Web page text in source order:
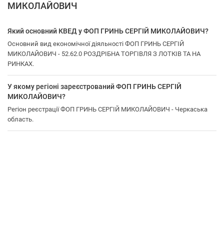
МИКОЛАЙОВИЧ
Який основний КВЕД у ФОП ГРИНЬ СЕРГІЙ МИКОЛАЙОВИЧ?
Основний вид економічної діяльності ФОП ГРИНЬ СЕРГІЙ
МИКОЛАЙОВИЧ - 52.62.0 РОЗДРІБНА ТОРГІВЛЯ З ЛОТКІВ ТА НА
РИНКАХ.
У якому регіоні зареєстрований ФОП ГРИНЬ СЕРГІЙ
МИКОЛАЙОВИЧ?
Регіон реєстрації ФОП ГРИНЬ СЕРГІЙ МИКОЛАЙОВИЧ - Черкаська
область.